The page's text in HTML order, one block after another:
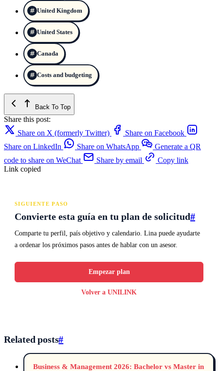
United Kingdom
United States
Canada
Costs and budgeting
Back To Top
Share this post:
Share on X (formerly Twitter)
Share on Facebook
Share on LinkedIn
Share on WhatsApp
Generate a QR
code to share on WeChat
Share by email
Copy link
Link copied
SIGUIENTE PASO
Convierte esta guía en tu plan de solicitud#
Comparte tu perfil, país objetivo y calendario. Lina puede ayudarte
a ordenar los próximos pasos antes de hablar con un asesor.
Empezar plan
Volver a UNILINK
Related posts#
Business & Management 2026: Bachelor vs Master in